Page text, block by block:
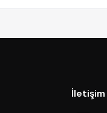
İletişim